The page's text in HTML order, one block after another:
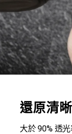
還原清
大於 90% 透